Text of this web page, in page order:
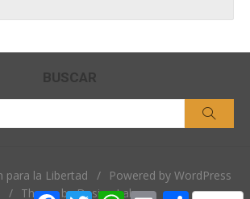
BUSCAR
para la Libertad /
Powered by WordPress
/ Theme by Design Lab